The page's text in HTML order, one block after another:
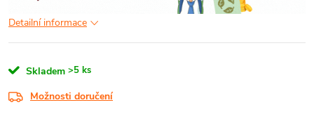
Detailní informace
Skladem >5 ks
Možnosti doručení